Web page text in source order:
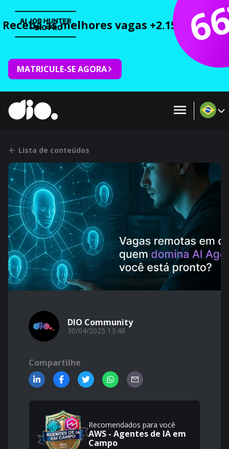
Receba as melhores vagas +2.150 cursos
MATRICULE-SE AGORA
Lista de conteúdos
DIO Community
30/04/2025 13:48
Compartilhe
Recomendados para você
AWS - Agentes de IA em
Campo